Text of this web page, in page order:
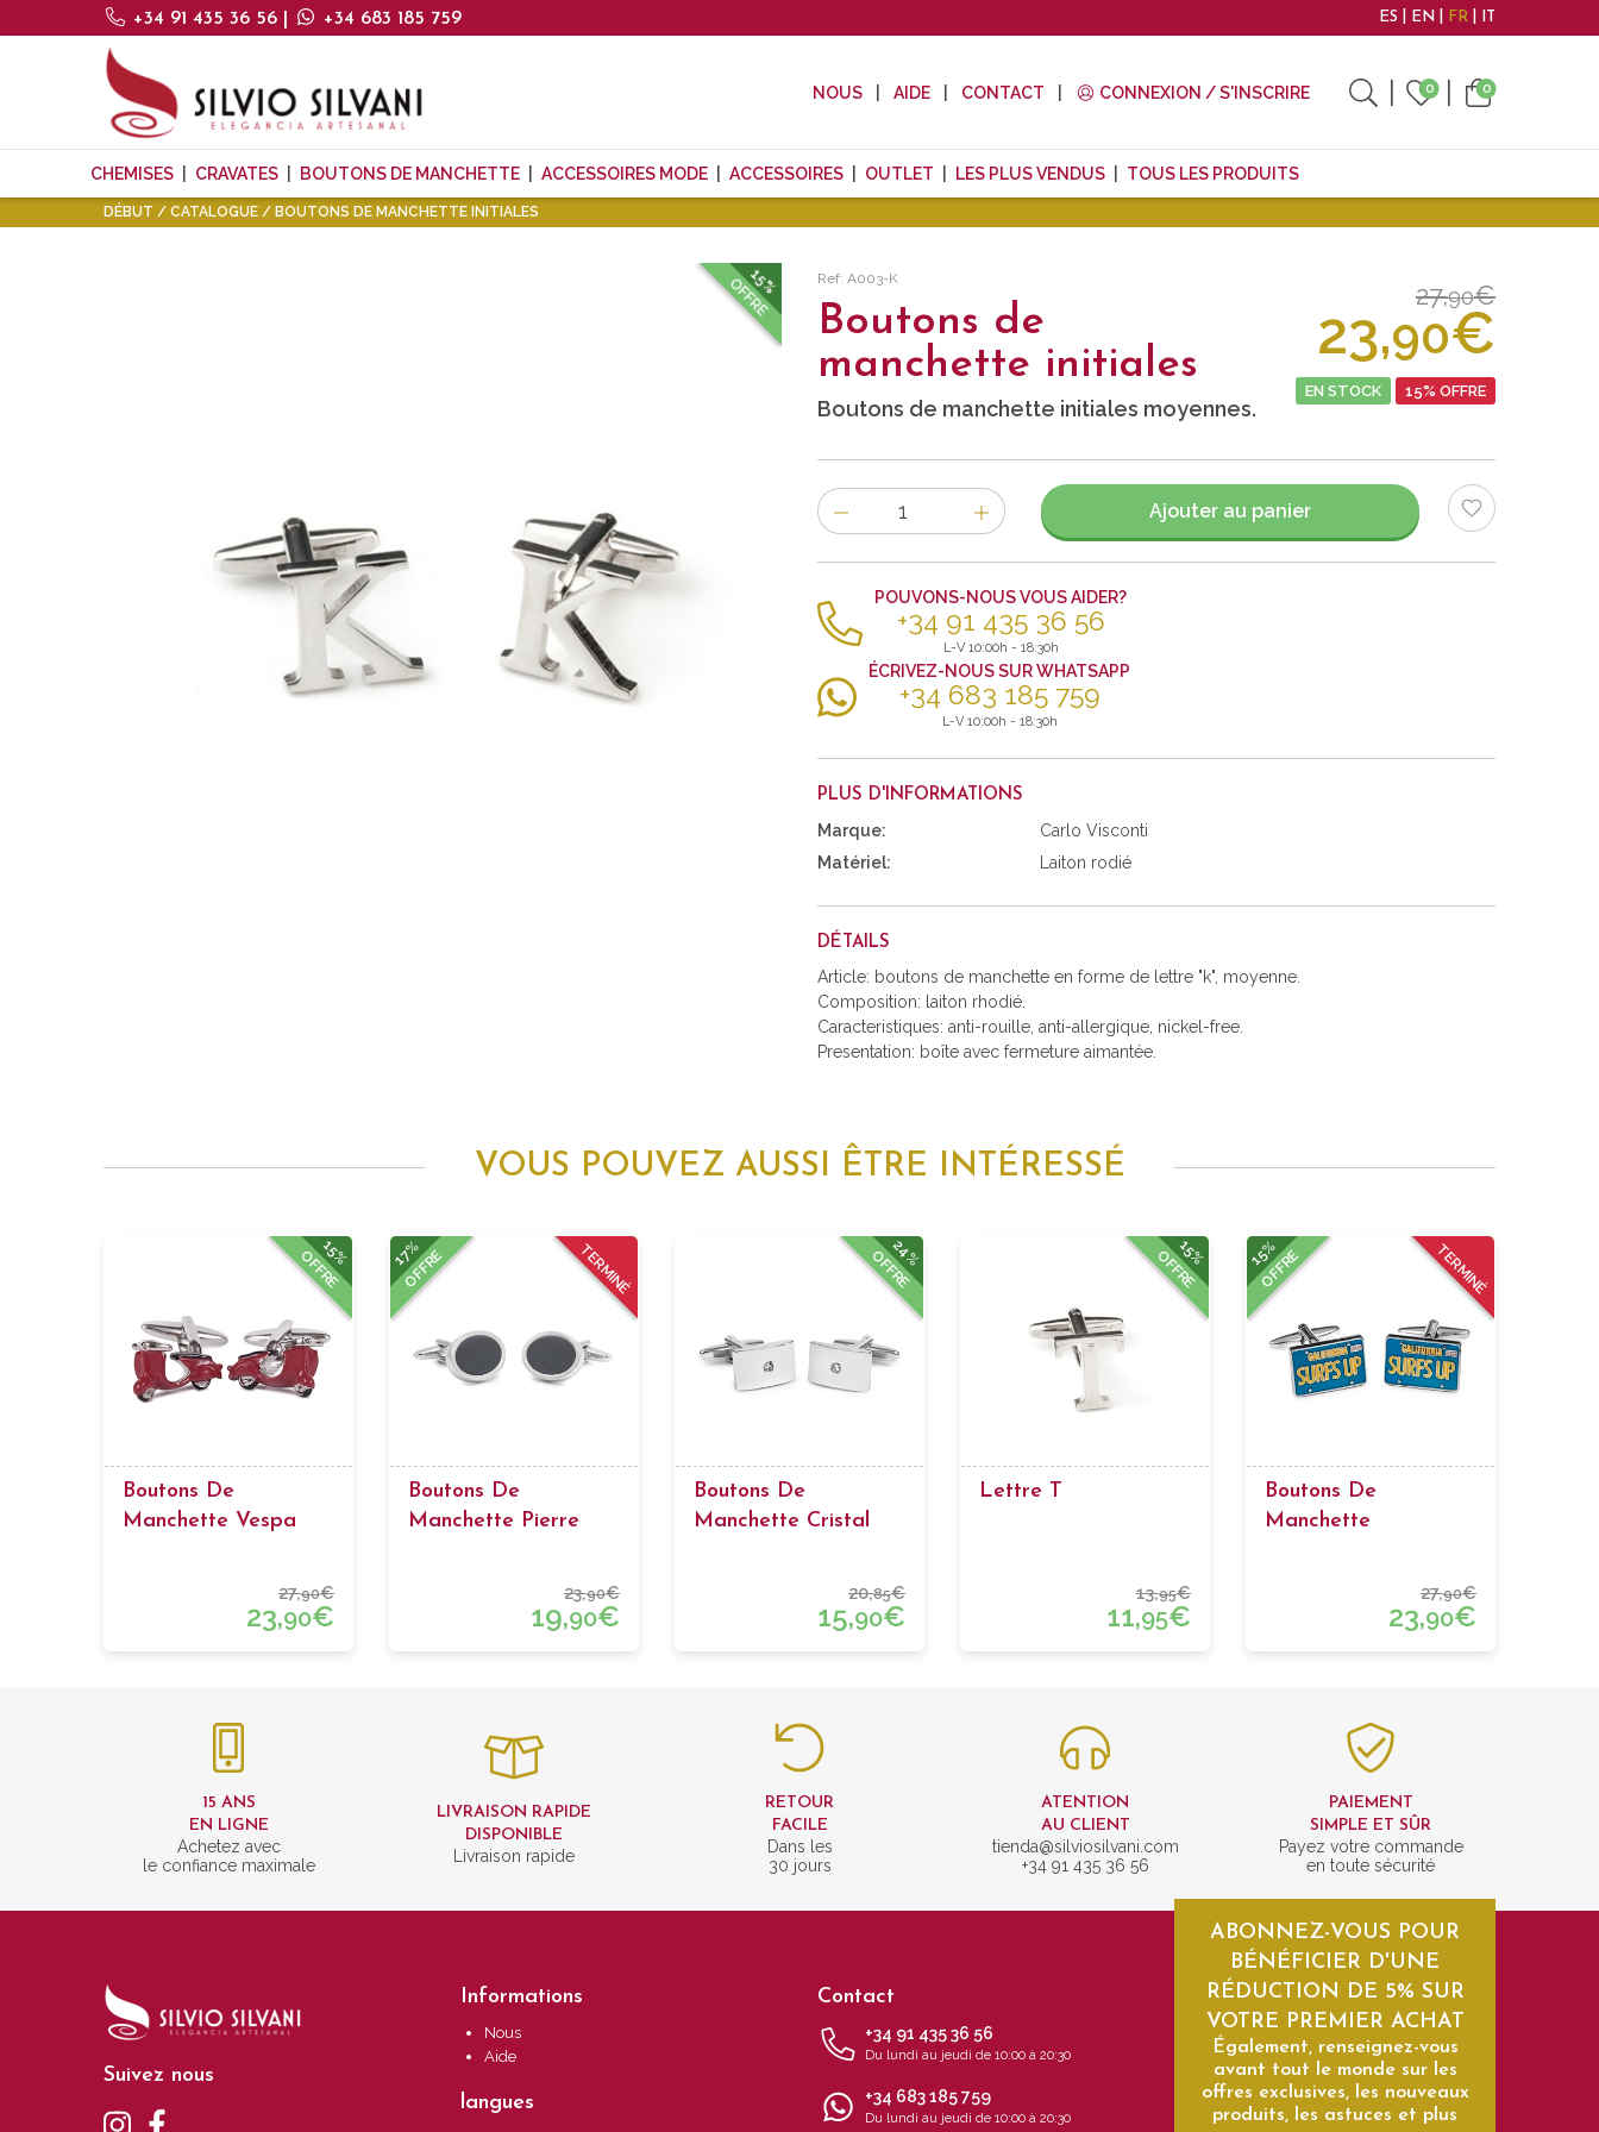
+34 91 435 36 56 +34 683 185 759 ES EN FR IT
NOUS AIDE CONTACT CONNEXION / S'INSCRIRE 0 0
CHEMISES CRAVATES BOUTONS DE MANCHETTE ACCESSOIRES MODE ACCESSOIRES OUTLET LES PLUS VENDUS TOUS LES PRODUITS
DÉBUT CATALOGUE BOUTONS DE MANCHETTE INITIALES
15%
OFFRE Ref: A003-K
Boutons de
manchette initiales
Boutons de manchette initiales moyennes.
27,90€
23,90€
EN STOCK 15% OFFRE
Nombre
d'items
Ajouter au panier
POUVONS-NOUS VOUS AIDER?
+34 91 435 36 56
L-V 10:00h - 18:30h
ÉCRIVEZ-NOUS SUR WHATSAPP
+34 683 185 759
L-V 10:00h - 18:30h
PLUS D'INFORMATIONS
Marque:
Carlo Visconti
Matériel:
Laiton rodié
DÉTAILS
Article: boutons de manchette en forme de lettre "k", moyenne.
Composition: laiton rhodié.
Caracteristiques: anti-rouille, anti-allergique, nickel-free.
Presentation: boîte avec fermeture aimantée.
VOUS POUVEZ AUSSI ÊTRE INTÉRESSÉ
15%
OFFRE
Boutons De
Manchette Vespa
27,90€
23,90€
TERMINÉ
17%
OFFRE
Boutons De
Manchette Pierre
23,90€
19,90€
24%
OFFRE
Boutons De
Manchette Cristal
20,85€
15,90€
15%
OFFRE
Lettre T
13,95€
11,95€
TERMINÉ
15%
OFFRE
Boutons De
Manchette
27,90€
23,90€
15 ANS
EN LIGNE
Achetez avec
le confiance maximale
LIVRAISON RAPIDE
DISPONIBLE
Livraison rapide
RETOUR
FACILE
Dans les
30 jours
ATENTION
AU CLIENT
tienda@silviosilvani.com
+34 91 435 36 56
PAIEMENT
SIMPLE ET SÛR
Payez votre commande
en toute sécurité
Suivez nous
Informations
Nous
Aide
langues
Contact
+34 91 435 36 56
Du lundi au jeudi de 10:00 à 20:30
+34 683 185 759
Du lundi au jeudi de 10:00 à 20:30
ABONNEZ-VOUS POUR
BÉNÉFICIER D'UNE
RÉDUCTION DE 5% SUR
VOTRE PREMIER ACHAT
Également, renseignez-vous
avant tout le monde sur les
offres exclusives, les nouveaux
produits, les astuces et plus